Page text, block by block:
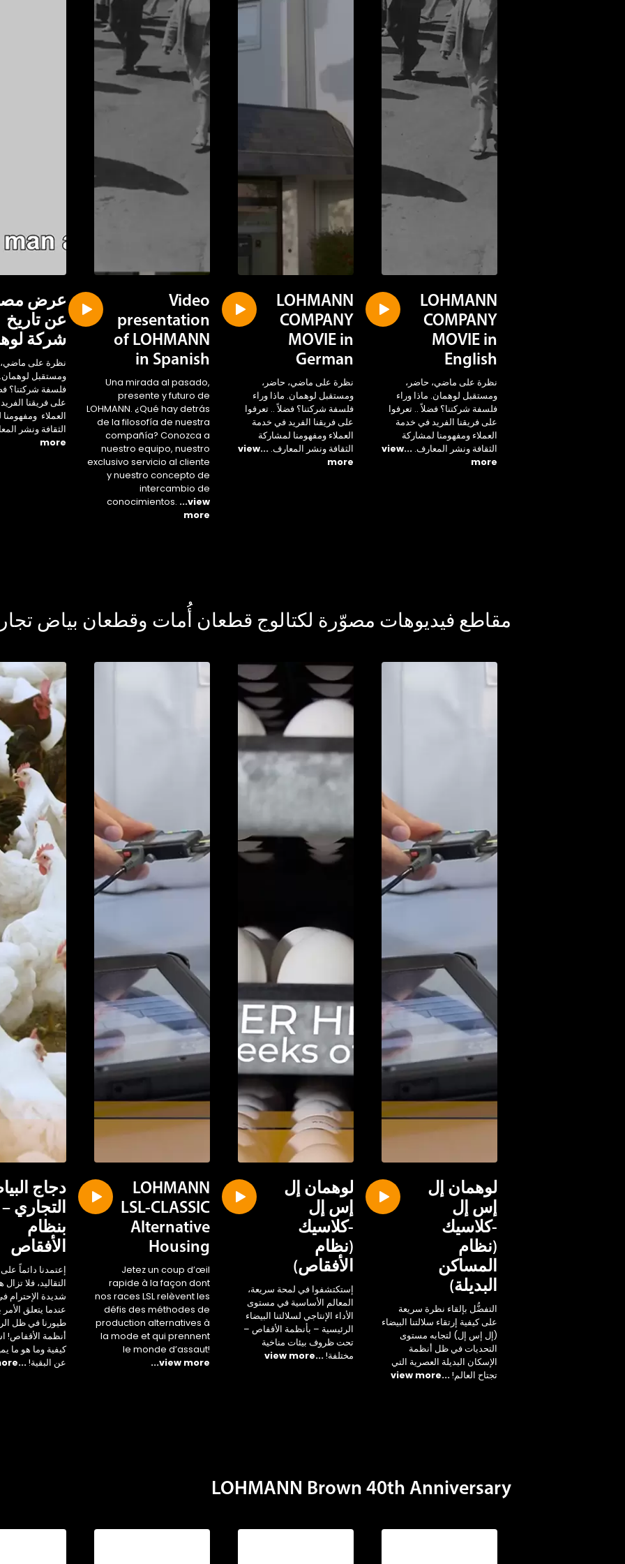
LOHMANN
COMPANY
MOVIE in
English
نظرة على ماضي، حاضر،
ومستقبل لوهمان. ماذا وراء
فلسفة شركتنا؟ فضلاً .. تعرفوا
على فريقنا الفريد في خدمة
العملاء ومفهومنا لمشاركة
الثقافة ونشر المعارف.
...view
more
LOHMANN
COMPANY
MOVIE in
German
نظرة على ماضي، حاضر،
ومستقبل لوهمان. ماذا وراء
فلسفة شركتنا؟ فضلاً .. تعرفوا
على فريقنا الفريد في خدمة
العملاء ومفهومنا لمشاركة
الثقافة ونشر المعارف.
...view
more
Video
presentation
of LOHMANN
in Spanish
Una mirada al pasado,
presente y futuro de
LOHMANN. ¿Qué hay detrás
de la filosofía de nuestra
compañía? Conozca a
nuestro equipo, nuestro
exclusivo servicio al cliente
y nuestro concepto de
intercambio de
conocimientos. ...view
more
عرض
عن تاريخ
شركة
نظرة على
ومستقبل لوهمان.
فلسفة شركتنا؟
على فريقنا
العملاء
الثقافة ونشر
more
مقاطع فيديوهات مصوّرة لكتالوج قطعان أُمات وقطعان بياض
لوهمان إل
إس إل
-كلاسيك
(نظام
المساكن
البديلة)
التفضُّل بإلقاء نظرة سريعة
على كيفية إرتقاء سلالتنا البيضاء
(إل إس إل) لتجابه مستوى
التحديات في ظل أنظمة
الإسكان البديلة العصرية التي
تجتاح العالم!...view more
لوهمان إل
إس إل
-كلاسيك
(نظام
الأفقاص)
إستكتشفوا في لمحة سريعة،
المعالم الأساسية في مستوى
الأداء الإنتاجي لسلالتنا البيضاء
الرئيسية – بأنظمة الأقفاص –
تحت ظروف بيئات مناخية
مختلفة!...view more
LOHMANN
LSL-CLASSIC
Alternative
Housing
Jetez un coup d’œil
rapide à la façon dont
nos races LSL relèvent les
défis des méthodes de
production alternatives à
la mode et qui prennent
le monde d’assaut!
...view more
دجاج
التجاري –
بنظام
الأفقاص
إعتمدنا دائماً
التقاليد، فلا
شديدة الإحترام
عندما يتعلق
طيورنا في ظل
أنظمة الأقفاص!
كيفية وما هو ما
عن البقية!...view more
LOHMANN Brown 40th Anniversary